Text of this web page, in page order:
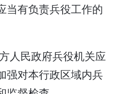
当有负责兵役工作的
人民政府兵役机关应
强对本行政区域内兵